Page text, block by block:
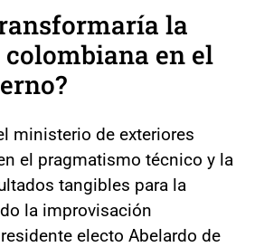
la
en el
ministerio de exteriores
el pragmatismo técnico y la
tangibles para la
la improvisación
electo Abelardo de